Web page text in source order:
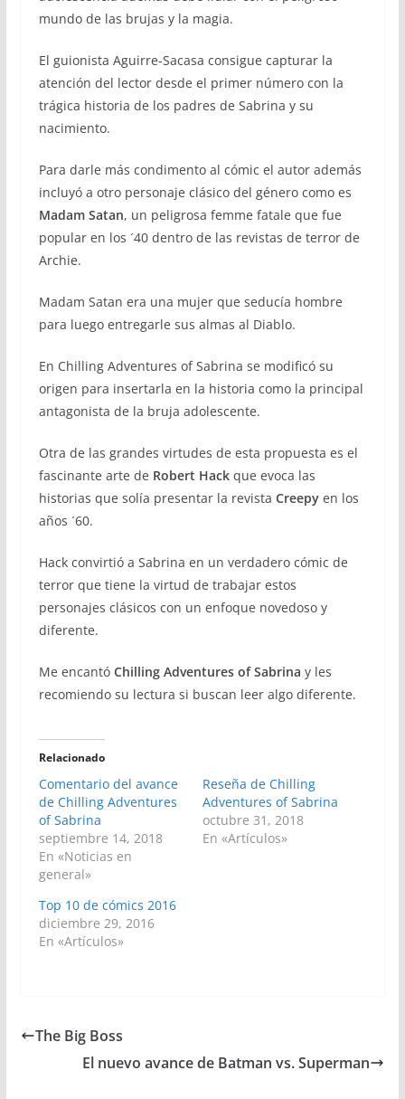
mundo de las brujas y la magia.
El guionista Aguirre-Sacasa consigue capturar la
atención del lector desde el primer número con la
trágica historia de los padres de Sabrina y su
nacimiento.
Para darle más condimento al cómic el autor además
incluyó a otro personaje clásico del género como es
Madam Satan, un peligrosa femme fatale que fue
popular en los ´40 dentro de las revistas de terror de
Archie.
Madam Satan era una mujer que seducía hombre
para luego entregarle sus almas al Diablo.
En Chilling Adventures of Sabrina se modificó su
origen para insertarla en la historia como la principal
antagonista de la bruja adolescente.
Otra de las grandes virtudes de esta propuesta es el
fascinante arte de Robert Hackque evoca las
historias que solía presentar la revista Creepyen los
años ´60.
Hack convirtió a Sabrina en un verdadero cómic de
terror que tiene la virtud de trabajar estos
personajes clásicos con un enfoque novedoso y
diferente.
Me encantó Chilling Adventures of Sabrina y les
recomiendo su lectura si buscan leer algo diferente.
Relacionado
Comentario del avance
de Chilling Adventures
of Sabrina
septiembre 14, 2018
En «Noticias en
general»
Reseña de Chilling
Adventures of Sabrina
octubre 31, 2018
En «Artículos»
Top 10 de cómics 2016
diciembre 29, 2016
En «Artículos»
The Big Boss
El nuevo avance de Batman vs. Superman